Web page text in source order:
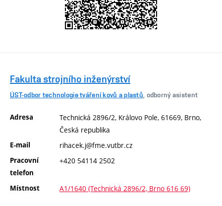
Fakulta strojního inženýrství
ÚST-odbor technologie tváření kovů a plastů, odborný asistent
Adresa
Technická 2896/2, Královo Pole, 61669, Brno,
Česká republika
E-mail rihacek.j@fme.vutbr.cz
Pracovní
telefon
+420 54114 2502
Místnost A1/1640 (Technická 2896/2, Brno 616 69)